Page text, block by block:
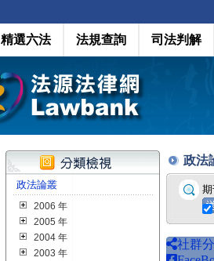
精選六法 法規查詢 司法判解
政法論叢
2006 年
2005 年
2004 年
2003 年
政法
社群